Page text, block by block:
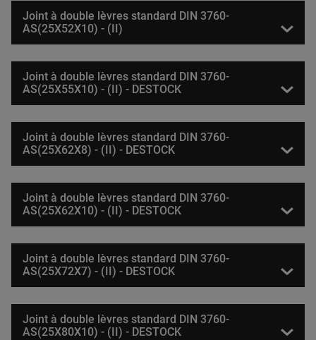
Joint à double lèvres standard DIN 3760-
AS(25X52X10) - (II)
Joint à double lèvres standard DIN 3760-
AS(25X55X10) - (II) - DESTOCK
Joint à double lèvres standard DIN 3760-
AS(25X62X8) - (II) - DESTOCK
Joint à double lèvres standard DIN 3760-
AS(25X62X10) - (II) - DESTOCK
Joint à double lèvres standard DIN 3760-
AS(25X72X7) - (II) - DESTOCK
Joint à double lèvres standard DIN 3760-
AS(25X80X10) - (II) - DESTOCK